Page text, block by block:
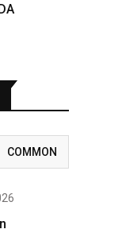
COMMON